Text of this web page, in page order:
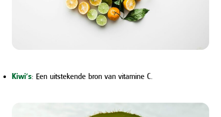
Kiwi’s: Een uitstekende bron van vitamine C.